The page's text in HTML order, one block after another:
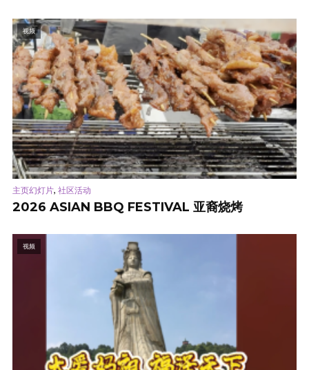
视频
主页幻灯片, 社区活动
2026 ASIAN BBQ FESTIVAL 亚裔烧烤
视频